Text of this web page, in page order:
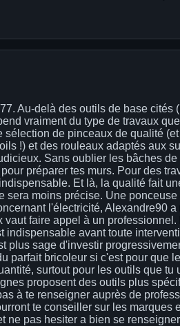
Au-delà des outils de base cités
vraiment du type de travaux
de pinceaux de qualité
!) et des rouleaux adaptés aux
Sans oublier les bâches
préparer tes murs. Pour des
Et là, la qualité fait
sera moins précise. Une
l'électricité, Alexandre90
faire appel à un professionnel.
indispensable avant toute
plus sage d'investir
parfait bricoleur si c'est pour que
surtout pour les outils que tu
proposent des outils plus
à te renseigner auprès de
te conseiller sur les marques
ne pas hesiter a bien se